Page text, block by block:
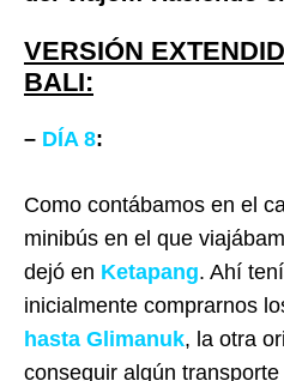
VERSIÓN
BALI:
– DÍA 8:
Como contábamos en el
minibús en el que
dejó en Ketapang. Ahí
inicialmente comprarnos
hasta Glimanuk, la otra
conseguir algún